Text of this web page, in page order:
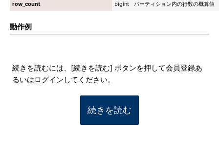
row_count
bigint パーティション内の行数の概算値
動作例
続きを読むには、[続きを読む] ボタンを押して会員登録あ
るいはログインしてください。
続きを読む